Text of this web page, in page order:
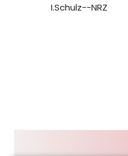
I.Schulz--NRZ